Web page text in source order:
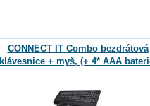
CONNECT IT Combo bezdrátová
klávesnice + myš, (+ 4* AAA